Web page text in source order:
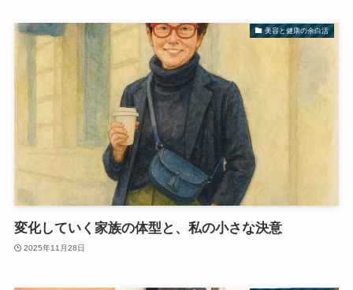
美容と健康の余白活
変化していく家族の体型と、私の小さな決意
2025年11月28日